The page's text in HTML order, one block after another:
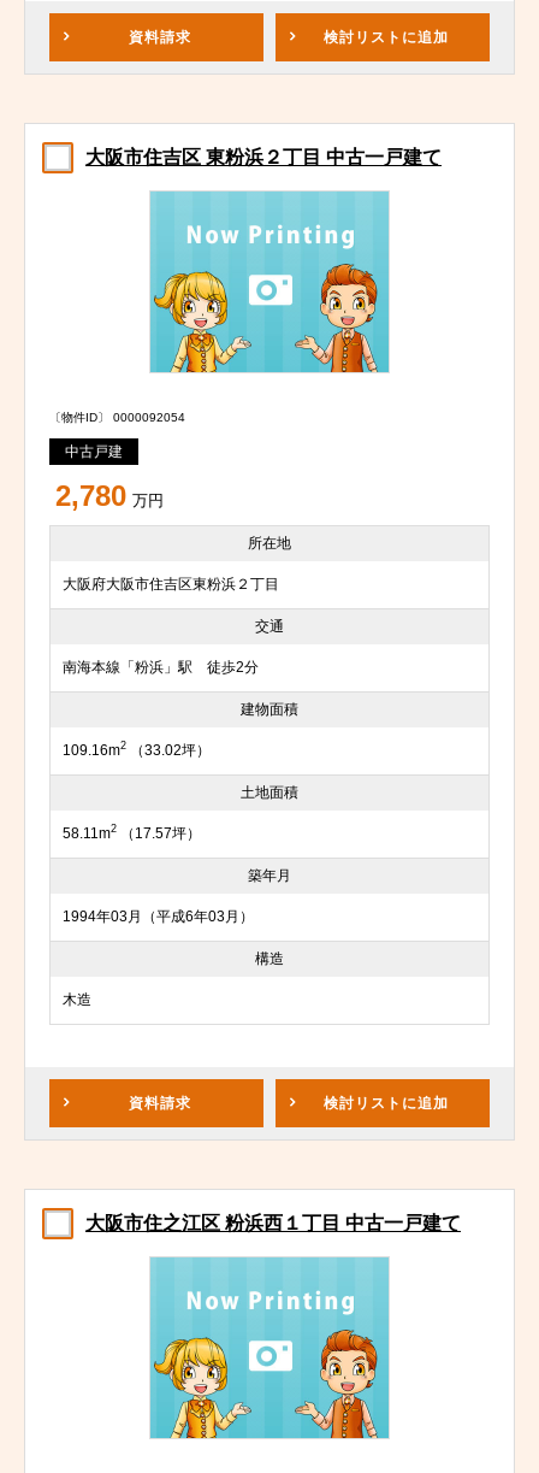
資料請求 検討リスト に追加
大阪市住吉区 東粉浜２丁目 中古一戸建て
〔物件ID〕 0000092054
中古戸建
2,780 万円
所在地
大阪府大阪市住吉区東粉浜２丁目
交通
南海本線「粉浜」駅 徒歩2分
建物面積
109.16m2 （33.02坪）
土地面積
58.11m2 （17.57坪）
築年月
1994年03月（平成6年03月）
構造
木造
資料請求 検討リスト に追加
大阪市住之江区 粉浜西１丁目 中古一戸建て